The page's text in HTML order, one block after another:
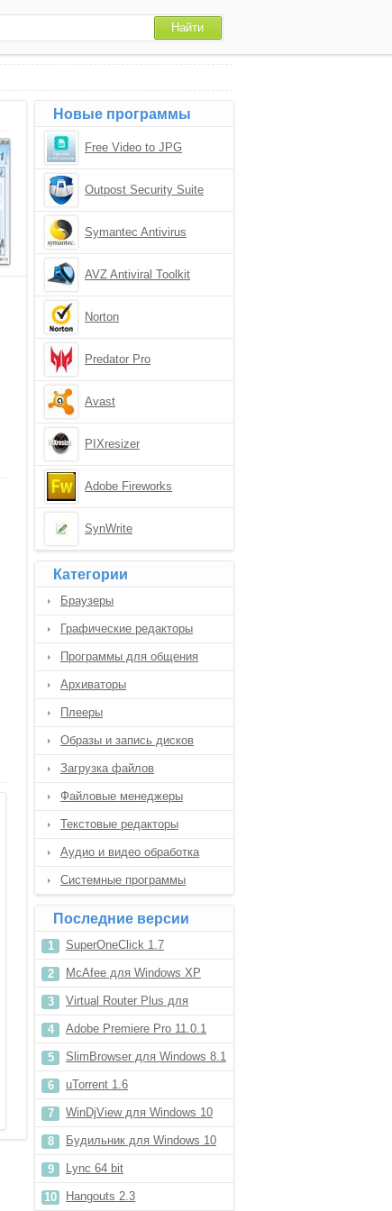
Новые программы
Free Video to JPG
Outpost Security Suite
Symantec Antivirus
AVZ Antiviral Toolkit
Norton
Predator Pro
Avast
PIXresizer
Adobe Fireworks
SynWrite
Категории
Браузеры
Графические редакторы
Программы для общения
Архиваторы
Плееры
Образы и запись дисков
Загрузка файлов
Файловые менеджеры
Текстовые редакторы
Аудио и видео обработка
Системные программы
Последние версии
SuperOneClick 1.7
McAfee для Windows XP
Virtual Router Plus для
Windows 8.1
Adobe Premiere Pro 11.0.1
SlimBrowser для Windows 8.1
uTorrent 1.6
WinDjView для Windows 10
Будильник для Windows 10
Lync 64 bit
Hangouts 2.3